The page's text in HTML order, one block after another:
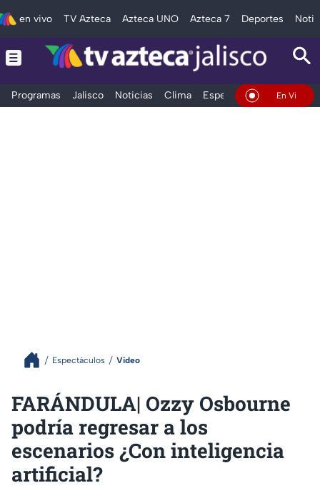
en vivo TV Azteca Azteca UNO Azteca 7 Deportes
Programas Jalisco Noticias Clima Espectáculos Deportes
En Vivo
Espectáculos Video
FARÁNDULA| Ozzy Osbourne
podría regresar a los
escenarios ¿Con inteligencia
artificial?